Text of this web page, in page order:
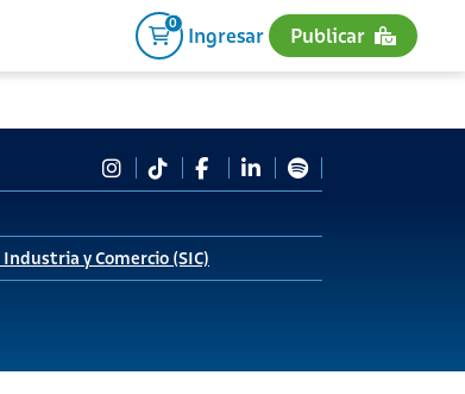
0
Ingresar Publicar
y Comercio (SIC)